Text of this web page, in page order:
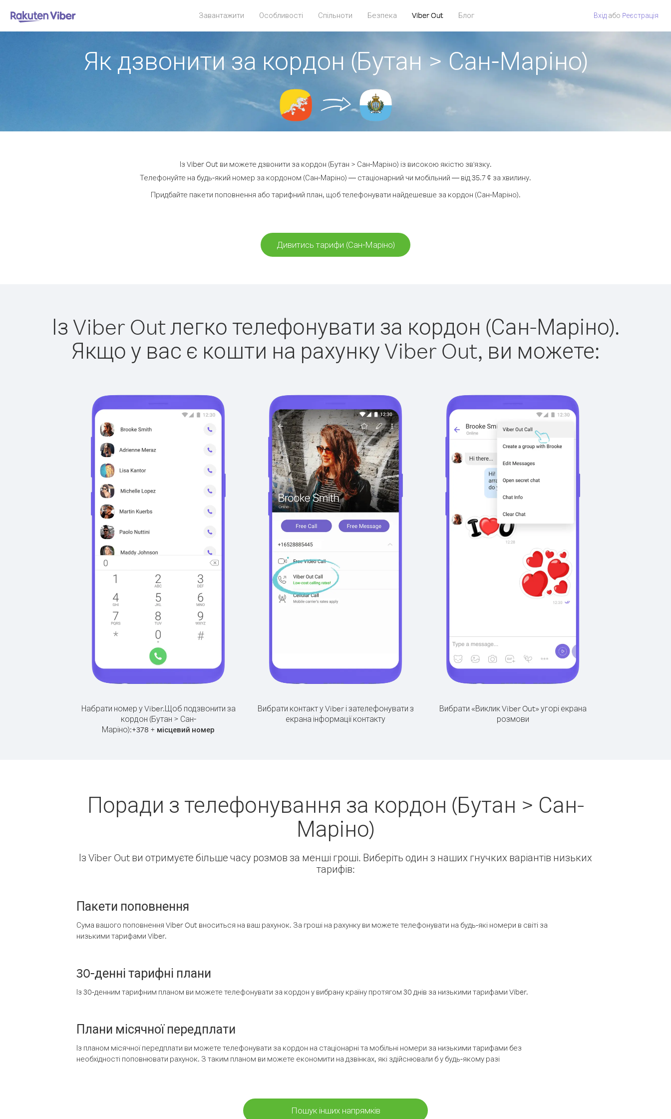
Завантажити Особливості Спільноти Безпека Viber Out Блог Вхід або Pеєстрація
Як дзвонити за кордон (Бутан > Сан-Маріно)
Із Viber Out ви можете дзвонити за кордон (Бутан > Сан-Маріно) із високою якістю зв'язку.
Телефонуйте на будь-який номер за кордоном (Сан-Маріно) — стаціонарний чи мобільний — від 35.7 ¢ за хвилину.
Придбайте пакети поповнення або тарифний план, щоб телефонувати найдешевше за кордон (Сан-Маріно).
Дивитись тарифи (Сан-Маріно)
Із Viber Out легко телефонувати за кордон (Сан-Маріно).
Якщо у вас є кошти на рахунку Viber Out, ви можете:
Набрати номер у Viber.Щоб подзвонити за
кордон (Бутан > Сан-
Маріно):+378 + місцевий номер
Вибрати контакт у Viber і зателефонувати з
екрана інформації контакту
Вибрати «Виклик Viber Out» угорі екрана
розмови
Поради з телефонування за кордон (Бутан > Сан-
Маріно)
Із Viber Out ви отримуєте більше часу розмов за менші гроші. Виберіть один з наших гнучких варіантів низьких
тарифів:
Пакети поповнення
Сума вашого поповнення Viber Out вноситься на ваш рахунок. За гроші на рахунку ви можете телефонувати на будь-які номери в світі за
низькими тарифами Viber.
30-денні тарифні плани
Із 30-денним тарифним планом ви можете телефонувати за кордон у вибрану країну протягом 30 днів за низькими тарифами Viber.
Плани місячної передплати
Із планом місячної передплати ви можете телефонувати за кордон на стаціонарні та мобільні номери за низькими тарифами без
необхідності поповнювати рахунок. З таким планом ви можете економити на дзвінках, які здійснювали б у будь-якому разі
Пошук інших напрямків